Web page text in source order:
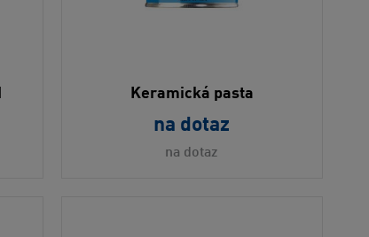
Keramická pasta
na dotaz
na dotaz